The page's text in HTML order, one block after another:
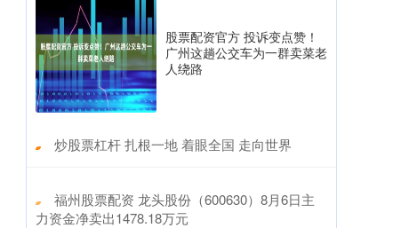
股票配资官方 投诉变点赞！
广州这趟公交车为一群卖菜老
人绕路
​炒股票杠杆 扎根一地 着眼全国 走向世界
​福州股票配资 龙头股份（600630）8月6日主
力资金净卖出1478.18万元